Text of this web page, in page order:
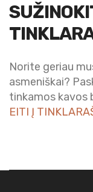
Norite geriau
asmeniškai?
tinkamos kavos
EITI Į